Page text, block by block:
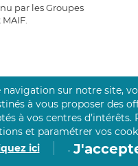
par les Groupes
? Click&Care vous
sur notre site,
à vous proposer des
à vos centres d’intérêts.
et paramétrer vos
ici
.